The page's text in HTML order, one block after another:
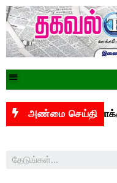
அண்மை செய்தி
என்ற வாக்குறுதி